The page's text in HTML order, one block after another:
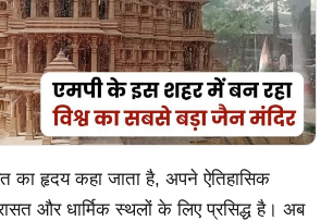
का हृदय कहा जाता है, अपने ऐतिहासिक
और धार्मिक स्थलों के लिए प्रसिद्ध है। अब